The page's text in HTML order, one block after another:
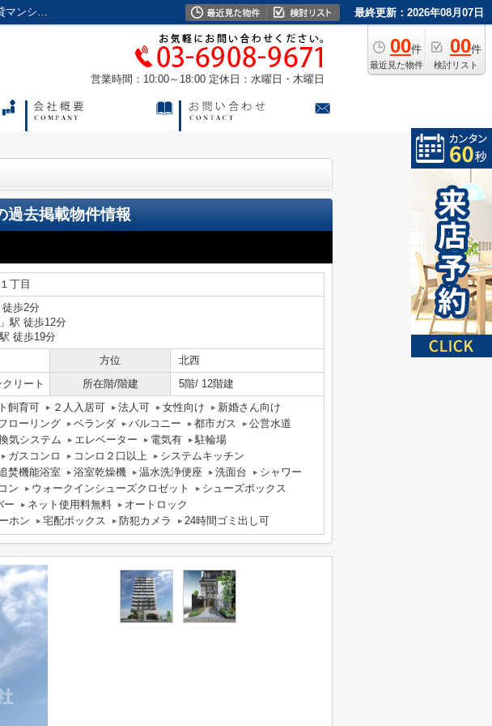
中野区東中野１丁目の賃貸物件の過去掲載物件｜アクセス株式会社｜東中野、中野坂上の賃貸マンションやアパートに強い不動産会社 最終更新：2026年08月07日
00件
最近見た物件
00件
検討リスト
営業時間：10:00～18:00 定休日：水曜日・木曜日
過去掲載物件情報
１丁目
徒歩2分
」駅 徒歩12分
徒歩19分
方位
北西
リート 所在階/階建 5階/ 12階建
飼育可 ２人入居可 法人可 女性向け
新婚さん向け
ローリング ベランダ バルコニー 都市ガス
公営水道
気システム エレベーター 電気有
駐輪場
ガスコンロ コンロ２口以上
システムキッチン
焚機能浴室 浴室乾燥機 温水洗浄便座 洗面台
シャワー
ン ウォークインシューズクロゼット
シューズボックス
ー ネット使用料無料
オートロック
ホン
宅配ボックス 防犯カメラ 24時間ゴミ出し可